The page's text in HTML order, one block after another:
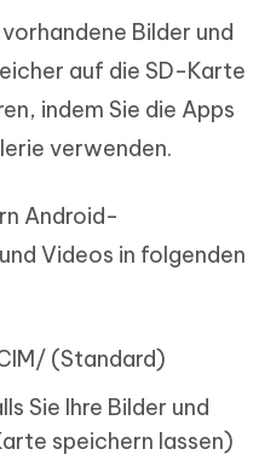
Bilder und
auf die SD-Karte
indem Sie die Apps
verwenden.
Android-
Videos in folgenden
(Standard)
Sie Ihre Bilder und
speichern lassen)